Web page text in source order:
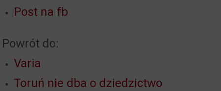
Post na fb
Powrót do:
Varia
Toruń nie dba o dziedzictwo